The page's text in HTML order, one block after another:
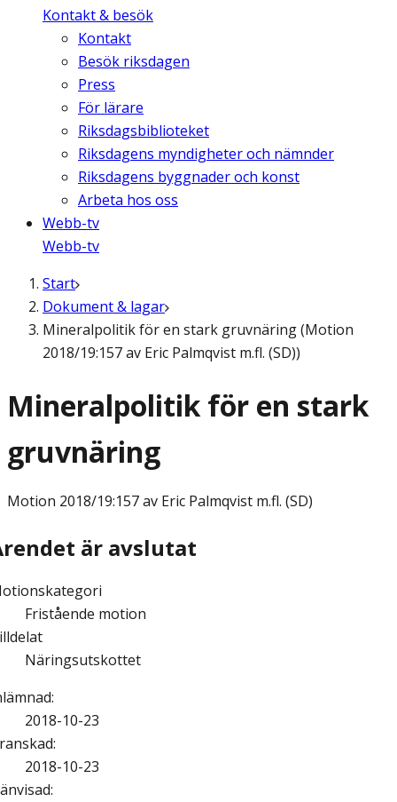
Kontakt & besök
Kontakt
Besök riksdagen
Press
För lärare
Riksdagsbiblioteket
Riksdagens myndigheter och nämnder
Riksdagens byggnader och konst
Arbeta hos oss
Webb-tv
Webb-tv
Start
Dokument & lagar
Mineralpolitik för en stark gruvnäring (Motion
2018/19:157 av Eric Palmqvist m.fl. (SD))
Mineralpolitik för en stark
gruvnäring
Motion 2018/19:157 av Eric Palmqvist m.fl. (SD)
är avslutat
Fristående motion
Näringsutskottet
:
2018-10-23
:
2018-10-23
: